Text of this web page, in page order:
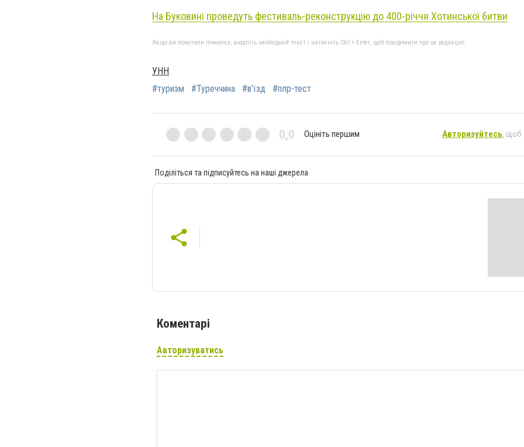
На Буковині проведуть фестиваль-реконструкцію до 400-річчя Хотинської битви
Якщо ви помітили помилку, виділіть необхідний текст і натисніть Ctrl + Enter, щоб повідомити про це редакцію
УНН
#туризм
#Туреччина #в'їзд #плр-тест
0,0 Оцініть першим Авторизуйтесь, щоб
Поділіться та підписуйтесь на наші джерела
Коментарі
Авторизуватись